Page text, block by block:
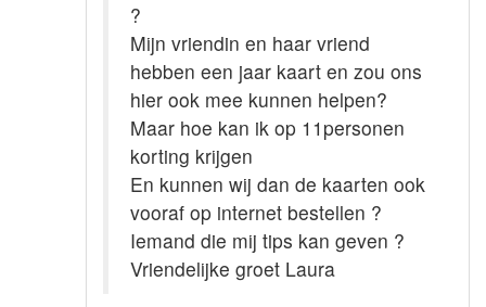
?
Mijn vriendin en haar vriend
hebben een jaar kaart en zou ons
hier ook mee kunnen helpen?
Maar hoe kan ik op 11personen
korting krijgen
En kunnen wij dan de kaarten ook
vooraf op internet bestellen ?
Iemand die mij tips kan geven ?
Vriendelijke groet Laura